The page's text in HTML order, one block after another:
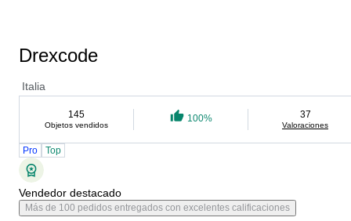
Drexcode
Italia
145
Objetos vendidos
100% 37
Valoraciones
Pro Top
Vendedor destacado
Más de 100 pedidos entregados con excelentes calificaciones